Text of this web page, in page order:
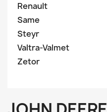
Renault
Same
Steyr
Valtra-Valmet
Zetor